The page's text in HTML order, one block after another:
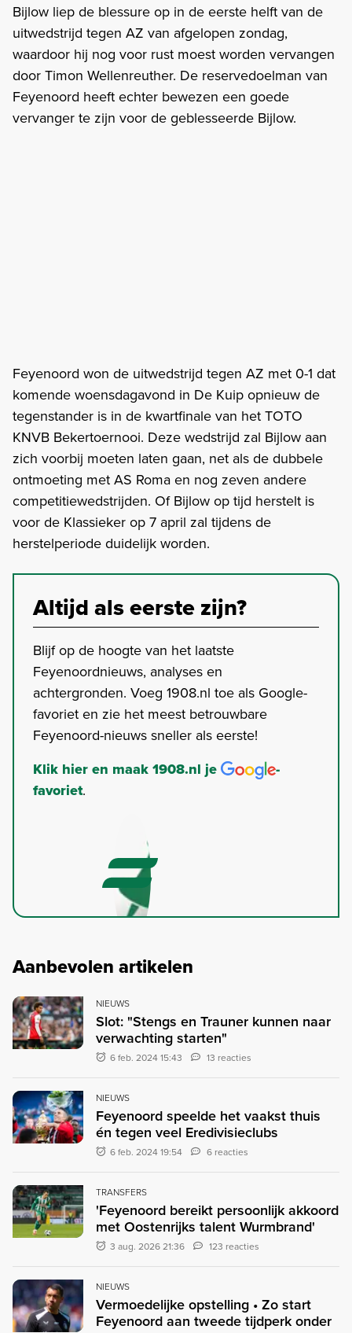
Bijlow liep de blessure op in de eerste helft van de
uitwedstrijd tegen AZ van afgelopen zondag,
waardoor hij nog voor rust moest worden vervangen
door Timon Wellenreuther. De reservedoelman van
Feyenoord heeft echter bewezen een goede
vervanger te zijn voor de geblesseerde Bijlow.
Feyenoord won de uitwedstrijd tegen AZ met 0-1 dat
komende woensdagavond in De Kuip opnieuw de
tegenstander is in de kwartfinale van het TOTO
KNVB Bekertoernooi. Deze wedstrijd zal Bijlow aan
zich voorbij moeten laten gaan, net als de dubbele
ontmoeting met AS Roma en nog zeven andere
competitiewedstrijden. Of Bijlow op tijd herstelt is
voor de Klassieker op 7 april zal tijdens de
herstelperiode duidelijk worden.
Altijd als eerste zijn?
Blijf op de hoogte van het laatste
Feyenoordnieuws, analyses en
achtergronden. Voeg 1908.nl toe als Google-
favoriet en zie het meest betrouwbare
Feyenoord-nieuws sneller als eerste!
Klik hier en maak 1908.nl je
-
favoriet.
Aanbevolen artikelen
NIEUWS
Slot: "Stengs en Trauner kunnen naar
verwachting starten"
6 feb. 2024 15:43 13 reacties
NIEUWS
Feyenoord speelde het vaakst thuis
én tegen veel Eredivisieclubs
6 feb. 2024 19:54 6 reacties
TRANSFERS
'Feyenoord bereikt persoonlijk akkoord
met Oostenrijks talent Wurmbrand'
3 aug. 2026 21:36 123 reacties
NIEUWS
Vermoedelijke opstelling • Zo start
Feyenoord aan tweede tijdperk onder